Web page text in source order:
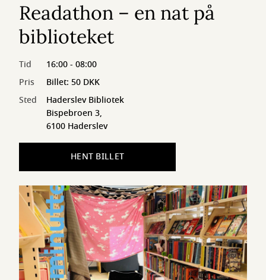
Readathon – en nat på
biblioteket
Tid
16:00 - 08:00
Pris
Billet: 50 DKK
Sted
Haderslev Bibliotek
Bispebroen 3,
6100 Haderslev
HENT BILLET